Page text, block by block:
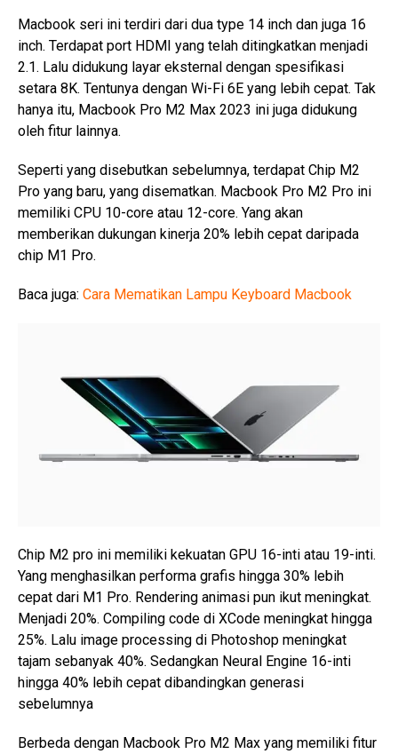
Macbook seri ini terdiri dari dua type 14 inch dan juga 16
inch. Terdapat port HDMI yang telah ditingkatkan menjadi
2.1. Lalu didukung layar eksternal dengan spesifikasi
setara 8K. Tentunya dengan Wi-Fi 6E yang lebih cepat. Tak
hanya itu, Macbook Pro M2 Max 2023 ini juga didukung
oleh fitur lainnya.
Seperti yang disebutkan sebelumnya, terdapat Chip M2
Pro yang baru, yang disematkan. Macbook Pro M2 Pro ini
memiliki CPU 10-core atau 12-core. Yang akan
memberikan dukungan kinerja 20% lebih cepat daripada
chip M1 Pro.
Baca juga: Cara Mematikan Lampu Keyboard Macbook
Chip M2 pro ini memiliki kekuatan GPU 16-inti atau 19-inti.
Yang menghasilkan performa grafis hingga 30% lebih
cepat dari M1 Pro. Rendering animasi pun ikut meningkat.
Menjadi 20%. Compiling code di XCode meningkat hingga
25%. Lalu image processing di Photoshop meningkat
tajam sebanyak 40%. Sedangkan Neural Engine 16-inti
hingga 40% lebih cepat dibandingkan generasi
sebelumnya
Berbeda dengan Macbook Pro M2 Max yang memiliki fitur